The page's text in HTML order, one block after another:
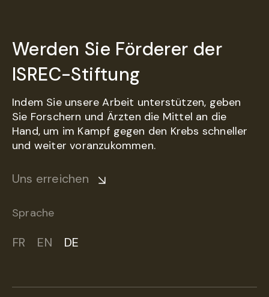
Werden Sie Förderer der
ISREC-Stiftung
Indem Sie unsere Arbeit unterstützen, geben
Sie Forschern und Ärzten die Mittel an die
Hand, um im Kampf gegen den Krebs schneller
und weiter voranzukommen.
Uns erreichen
Sprache
FR EN DE